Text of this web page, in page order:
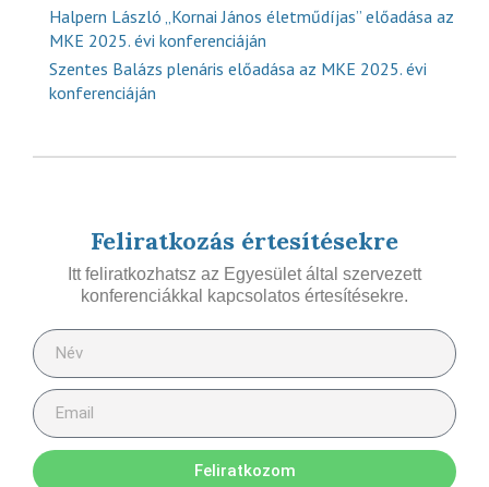
Halpern László „Kornai János életműdíjas” előadása az
MKE 2025. évi konferenciáján
Szentes Balázs plenáris előadása az MKE 2025. évi
konferenciáján
Feliratkozás értesítésekre
Itt feliratkozhatsz az Egyesület által szervezett
konferenciákkal kapcsolatos értesítésekre.
Feliratkozom